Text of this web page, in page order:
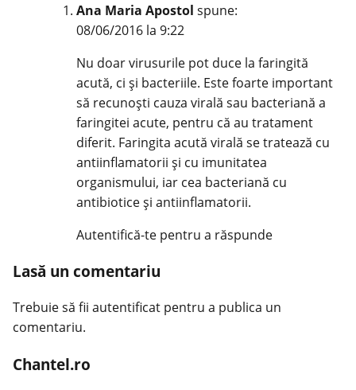
Ana Maria Apostol spune:
08/06/2016 la 9:22
Nu doar virusurile pot duce la faringită
acută, ci şi bacteriile. Este foarte important
să recunoşti cauza virală sau bacteriană a
faringitei acute, pentru că au tratament
diferit. Faringita acută virală se tratează cu
antiinflamatorii şi cu imunitatea
organismului, iar cea bacteriană cu
antibiotice şi antiinflamatorii.
Autentifică-te pentru a răspunde
Lasă un comentariu
Trebuie să fii autentificat pentru a publica un
comentariu.
Chantel.ro